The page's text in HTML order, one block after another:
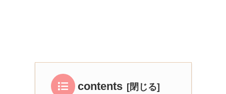
contents